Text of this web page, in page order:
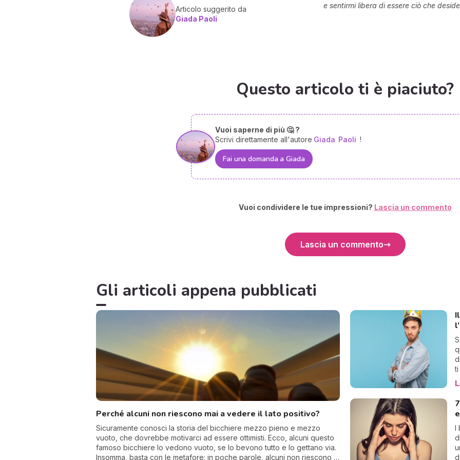
Articolo suggerito da
Giada Paoli
e sentirmi libera di essere ciò che
Questo articolo ti è piaciuto?
Vuoi saperne di più 🤔 ?
Scrivi direttamente all'autore Giada Paoli !
Fai una domanda a Giada
Vuoi condividere le tue impressioni? Lascia un commento
Lascia un commento
Gli articoli appena pubblicati
Perché alcuni non riescono mai a vedere il lato positivo?
Sicuramente conosci la storia del bicchiere mezzo pieno e mezzo
vuoto, che dovrebbe motivarci ad essere ottimisti. Ecco, alcuni questo
famoso bicchiere lo vedono vuoto, se lo bevono tutto e lo gettano via.
Insomma, basta con le metafore: in poche parole, alcuni non riescono a
I